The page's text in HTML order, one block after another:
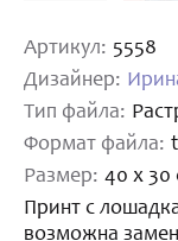
Артикул: 5558
Дизайнер:
Тип файла:
Формат файла:
Размер: 40 х 30
Принт с
возможна